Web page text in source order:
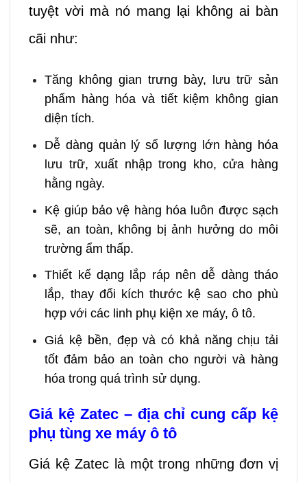
tuyệt vời mà nó mang lại không ai bàn
cãi như:
Tăng không gian trưng bày, lưu trữ sản
phẩm hàng hóa và tiết kiệm không gian
diện tích.
Dễ dàng quản lý số lượng lớn hàng hóa
lưu trữ, xuất nhập trong kho, cửa hàng
hằng ngày.
Kệ giúp bảo vệ hàng hóa luôn được sạch
sẽ, an toàn, không bị ảnh hưởng do môi
trường ẩm thấp.
Thiết kế dạng lắp ráp nên dễ dàng tháo
lắp, thay đổi kích thước kệ sao cho phù
hợp với các linh phụ kiện xe máy, ô tô.
Giá kệ bền, đẹp và có khả năng chịu tải
tốt đảm bảo an toàn cho người và hàng
hóa trong quá trình sử dụng.
Giá kệ Zatec – địa chỉ cung cấp kệ
phụ tùng xe máy ô tô
Giá kệ Zatec là một trong những đơn vị